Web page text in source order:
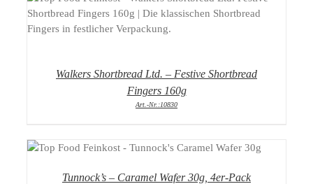
DETAILS
Walkers Shortbread Ltd. – Festive Shortbread
Fingers 160g
Art.-Nr.:10830
DETAILS
Tunnock’s – Caramel Wafer 30g, 4er-Pack